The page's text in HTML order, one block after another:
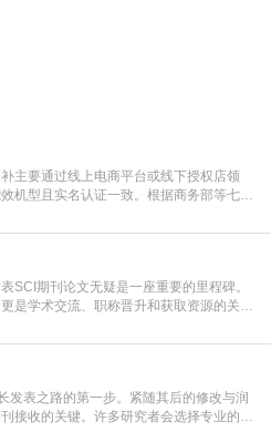
主要通过线上电商平台或线下授权店领
机型且实名认证一致。根据商务部等七部
(如【家电补贴1637】、【国补立省
显示为准)进入补贴专场。淘宝/天猫也可
SCI期刊论文无疑是一座重要的里程碑。
是学术交流、职称晋升和获取资源的关键
一步都需要精心的策略与扎实的工作。本
“发SCI文章”。一、精准定位是成功的第
投
发表之路的第一步。紧随其后的修改与润
接收的关键。许多研究者会选择专业的语